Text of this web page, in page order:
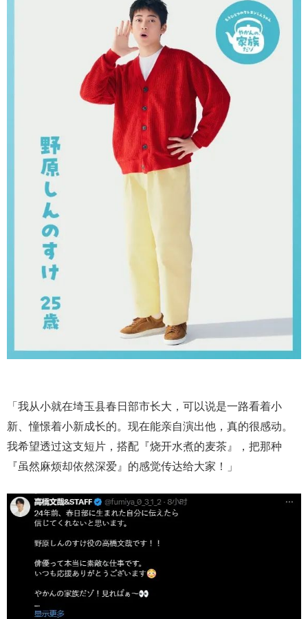
「我从小就在埼玉县春日部市长大，可以说是一路看着小
新、憧憬着小新成长的。现在能亲自演出他，真的很感动。
我希望透过这支短片，搭配『烧开水煮的麦茶』，把那种
『虽然麻烦却依然深爱』的感觉传达给大家！」